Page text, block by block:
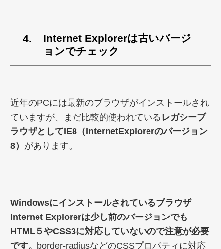
Internet Explorerは古いバージ
ョンでチェック
近年のPCには最新のブラウザがインストールされ
ていますが、まだ比較的使われている レガシーブ
ラウザとしてIE8（InternetExplorerのバージョン
8） があります。
Windowsにインストールされているブラウザ
Internet Explorerは少し前のバージョンでも
HTML５やCSS3に対応していないので注意が必要
です。 border-radiusなどのCSSプロパティに対応